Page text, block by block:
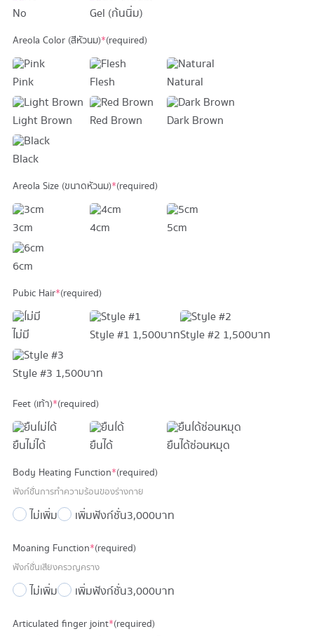
No Gel (ก้นนิ่ม)
Areola Color (สีหัวนม)*(required)
Pink Flesh Natural
Light Brown Red Brown Dark Brown
Black
Areola Size (ขนาดหัวนม)*(required)
3cm 4cm 5cm
6cm
Pubic Hair*(required)
ไม่มี Style #1 1,500 บาทStyle #2 1,500 บาท
Style #3 1,500 บาท
Feet (เท้า)*(required)
ยืนไม่ได้ ยืนได้ ยืนได้ซ่อนหมุด
Body Heating Function*(required)
ฟังก์ชั่นการทำความร้อนของร่างกาย
ไม่เพิ่ม เพิ่มฟังก์ชั่น3,000 บาท
Moaning Function*(required)
ฟังก์ชั่นเสียงครวญคราง
ไม่เพิ่ม เพิ่มฟังก์ชั่น3,000 บาท
Articulated finger joint*(required)